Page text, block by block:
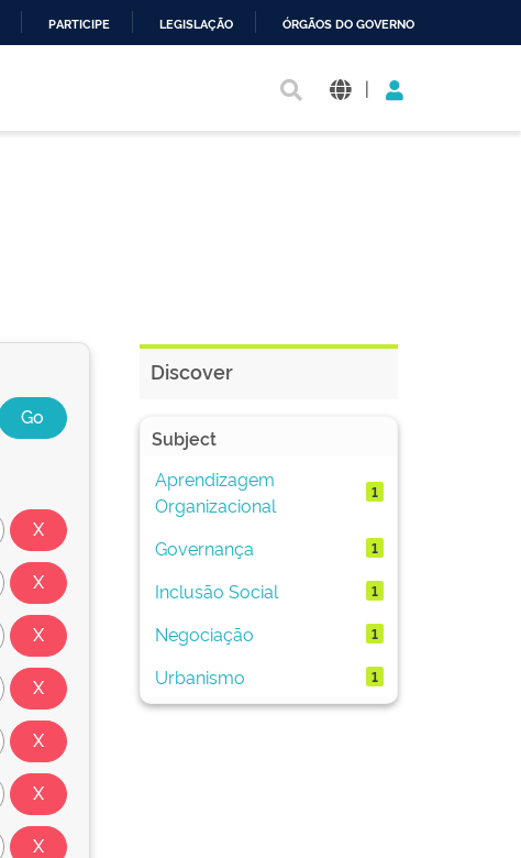
PARTICIPE LEGISLAÇÃO ÓRGÃOS DO GOVERNO
|
Discover
Subject
Aprendizagem
Organizacional
1
Governança 1
Inclusão Social 1
Negociação 1
Urbanismo 1